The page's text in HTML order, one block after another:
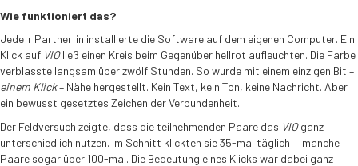
Wie funktioniert das?
Jede:r Partner:in installierte die Software auf dem eigenen Computer. Ein
Klick auf VIOließ einen Kreis beim Gegenüber hellrot aufleuchten. Die Farbe
verblasste langsam über zwölf Stunden. So wurde mit einem einzigen Bit –
einem Klick– Nähe hergestellt. Kein Text, kein Ton, keine Nachricht. Aber
ein bewusst gesetztes Zeichen der Verbundenheit.
Der Feldversuch zeigte, dass die teilnehmenden Paare das VIOganz
unterschiedlich nutzen. Im Schnitt klickten sie 35-mal täglich – manche
Paare sogar über 100-mal. Die Bedeutung eines Klicks war dabei ganz